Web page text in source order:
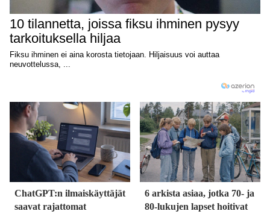
ChatGPT:n ilmaiskäyttäjät
saavat rajattomat
6 arkista asiaa, jotka 70- ja
80-lukujen lapset hoitivat